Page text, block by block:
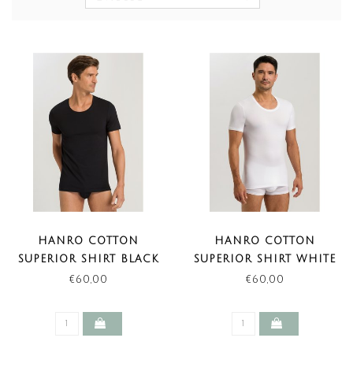
HANRO COTTON
SUPERIOR SHIRT BLACK
€60,00
HANRO COTTON
SUPERIOR SHIRT WHITE
€60,00